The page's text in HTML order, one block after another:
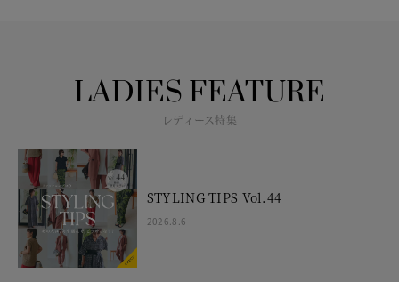
LADIES FEATURE
レディース特集
STYLING TIPS Vol.44
2026.8.6